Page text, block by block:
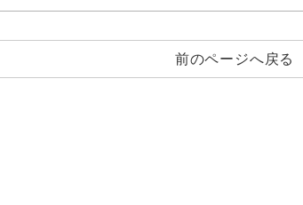
前のページへ戻る